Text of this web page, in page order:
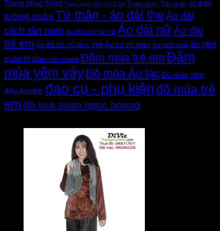
Trang phục Noel Trang phục tiền sử cổ đại Trang phục Táo quân tứ thân
tướng quân Tứ thân - áo dài the Áo dài
cách tân nam Áo dài cách tân nữ Áo dài nữÁo dài
trẻ em Áo dài tấc cổ phục Việt Áo sơ mi nam Áo vest nam áo yếm
quần bí Đầm múa Hawai Đầm múa trẻ emĐầm
múa yếm váyĐồ múa Âu lạc Đồ nhảy nhịp
điệu Aerobic đạo cụ - phụ kiện đồ múa trẻ
em đồ vua quan ngoc hoang